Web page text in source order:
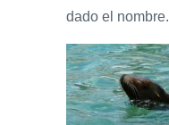
dado el nombre.